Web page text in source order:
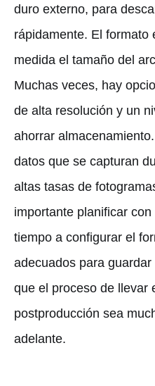
duro externo, para
rápidamente. El formato
medida el tamaño del
Muchas veces, hay
de alta resolución y un
ahorrar
datos que se capturan
altas tasas de
importante planificar
tiempo a configurar el
adecuados para
que el proceso de llevar
postproducción sea
adelante.